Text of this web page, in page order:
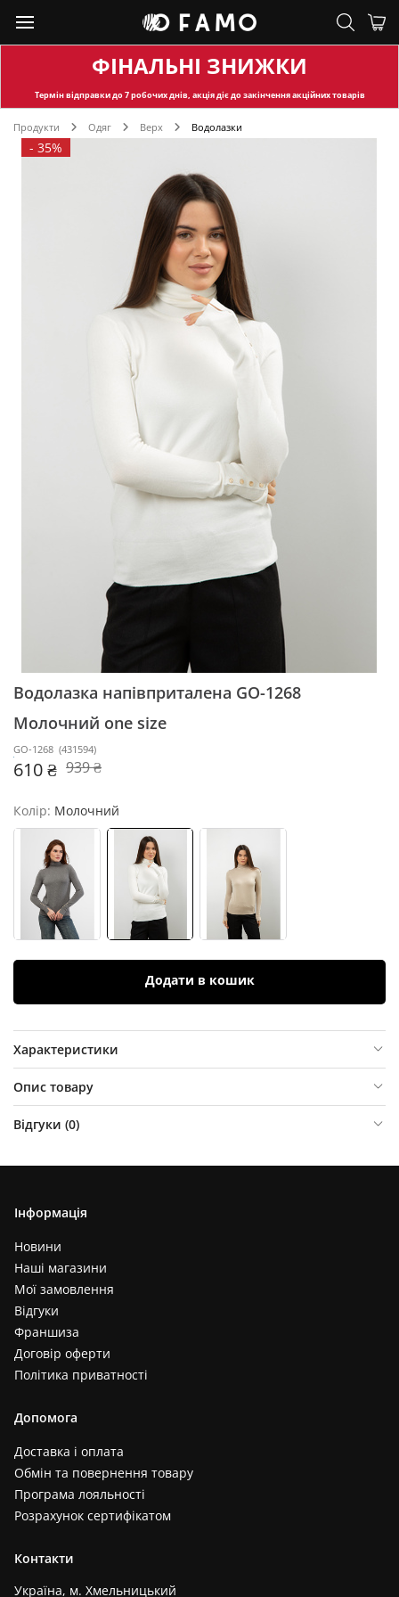
ФІНАЛЬНІ ЗНИЖКИ
Термін відправкидо 7 робочих днів, акція діє до закінчення акційних товарів
Продукти Одяг Верх Водолазки
- 35%
Водолазка напівприталена GO-1268
Молочний one size
GO-1268 (431594)
610 ₴ 939 ₴
Колір: Молочний
Додати в кошик
Характеристики
Опис товару
Відгуки (0)
Інформація
Новини
Наші магазини
Мої замовлення
Відгуки
Франшиза
Договір оферти
Політика приватності
Допомога
Доставка і оплата
Обмін та повернення товару
Програма лояльності
Розрахунок сертифікатом
Контакти
Україна, м. Хмельницький